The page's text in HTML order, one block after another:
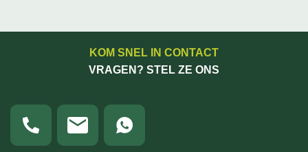
KOM SNEL IN CONTACT
VRAGEN? STEL ZE ONS